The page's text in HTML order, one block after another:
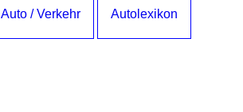
Auto / Verkehr Autolexikon